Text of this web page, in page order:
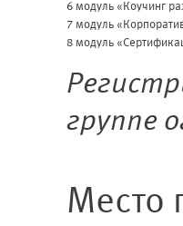
6 модуль «Коучинг
7 модуль
8 модуль
группе
Место